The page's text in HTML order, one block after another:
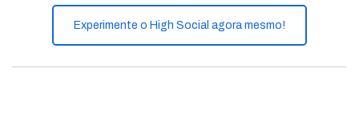
Experimente o High Social agora mesmo!